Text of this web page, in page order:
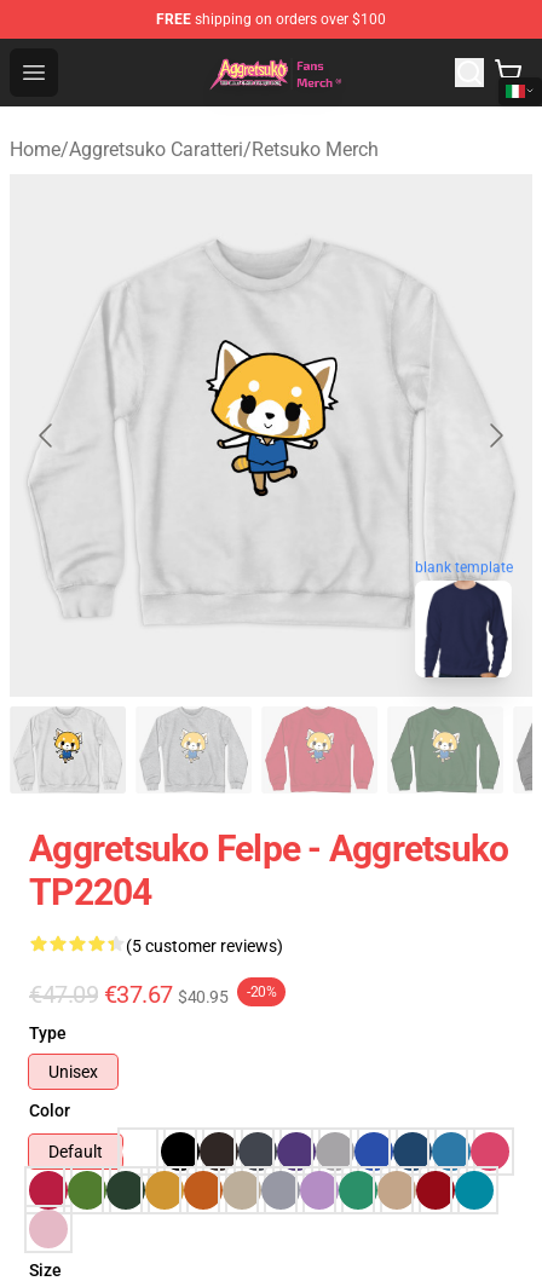
FREE shipping on orders over $100
Open menu
Aggretsuko Store - Official Aggretsuko Merchandise
Home/Aggretsuko Caratteri/Retsuko Merch
blank template
Aggretsuko Felpe - Aggretsuko
TP2204
(5 customer reviews)
€47.09 €37.67 $40.95 -20%
Type
Unisex
Color
Default
Size